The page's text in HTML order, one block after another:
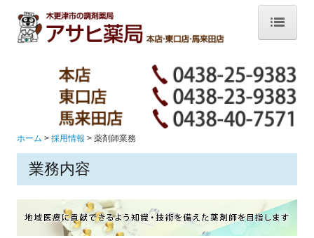
店舗紹介
東口店
馬来田店
薬学生実務実習
採用情報
ホーム 採用情報 薬剤師業務
業務内容